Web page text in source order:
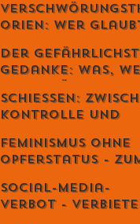
und die sich
erstaunlich
schweizerisch
anfühlt
orien: Wer
und warum du
dabei
wahrscheinlich
irrst
Der
Gedanke: Was,
Der Schweizer
Clancy im
Schiessen:
Kontrolle und
es wie Meditation
wirkt
Feminismus ohne
Opferstatus -
Meta von Salis
Social-Media-
Verbot -